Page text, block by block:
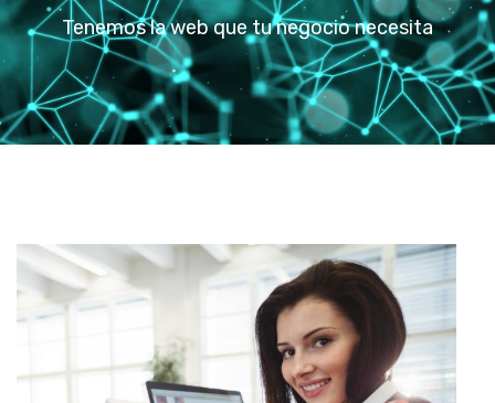
Tenemos la web que tu negocio necesita